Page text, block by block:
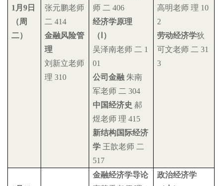
1 月9 日
（周
二）
张元鹏老师
二 414
金融风险管
理
刘新立老师
理 310
师 二 406
经济学原理
（ ）
吴泽南老师 二 1
01
公司金融 朱南
军老师 二 304
中国经济史 郝
煜老师 理 415
新结构国际经济
学 王歆老师 二
517
高明老师 理 10
2
劳动经济学狄
可文老师 二 31
3
金融经济学导论
政治经济学